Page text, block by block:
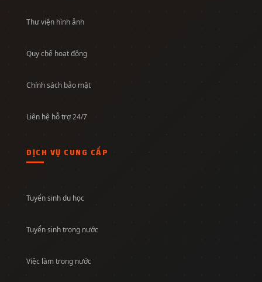
Thư viện hình ảnh
Quy chế hoạt động
Chính sách bảo mật
Liên hệ hỗ trợ 24/7
DỊCH VỤ CUNG CẤP
Tuyển sinh du học
Tuyển sinh trong nước
Việc làm trong nước